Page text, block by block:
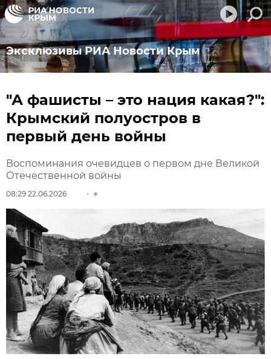
Эксклюзивы РИА Новости Крым
"А фашисты – это нация какая?":
Крымский полуостров в
первый день войны
Воспоминания очевидцев о первом дне Великой
Отечественной войны
08:29 22.06.2026